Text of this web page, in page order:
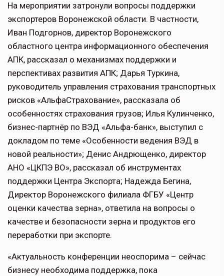
На мероприятии затронули вопросы поддержки
экспортеров Воронежской области. В частности,
Иван Подгорнов, директор Воронежского
областного центра информационного обеспечения
АПК, рассказал о механизмах поддержки и
перспективах развития АПК; Дарья Туркина,
руководитель управления страхования транспортных
рисков «АльфаСтрахование», рассказала об
особенностях страхования грузов; Илья Кулинченко,
бизнес-партнёр по ВЭД «Альфа-банк», выступил с
докладом по теме «Особенности ведения ВЭД в
новой реальности»; Денис Андрющенко, директор
АНО «ЦКПЭ ВО», рассказал об инструментах
поддержки Центра Экспорта; Надежда Бегина,
Директор Воронежского филиала ФГБУ «Центр
оценки качества зерна», ответила на вопросы о
качестве и безопасности зерна и продуктов его
переработки при экспорте.
«Актуальность конференции неоспорима – сейчас
бизнесу необходима поддержка, пока